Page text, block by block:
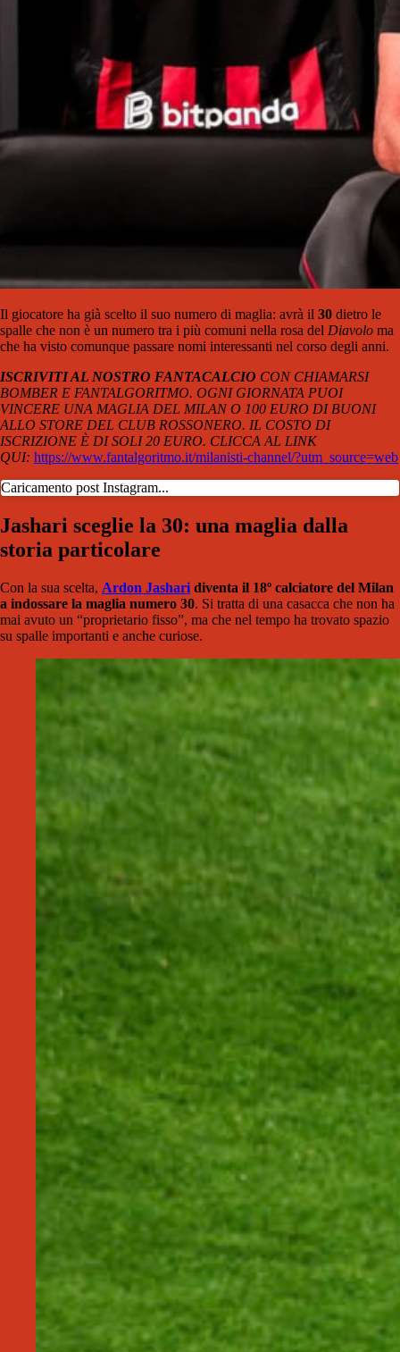
Il giocatore ha già scelto il suo numero di maglia: avrà il 30 dietro le
spalle che non è un numero tra i più comuni nella rosa del Diavolo ma
che ha visto comunque passare nomi interessanti nel corso degli anni.
ISCRIVITI AL NOSTRO FANTACALCIO CON CHIAMARSI
BOMBER E FANTALGORITMO. OGNI GIORNATA PUOI
VINCERE UNA MAGLIA DEL MILAN O 100 EURO DI BUONI
ALLO STORE DEL CLUB ROSSONERO. IL COSTO DI
ISCRIZIONE È DI SOLI 20 EURO. CLICCA AL LINK
QUI: https://www.fantalgoritmo.it/milanisti-channel/?utm_source=web
Caricamento post Instagram...
Jashari sceglie la 30: una maglia dalla
storia particolare
Con la sua scelta, Ardon Jashari diventa il 18º calciatore del Milan
a indossare la maglia numero 30. Si tratta di una casacca che non ha
mai avuto un “proprietario fisso”, ma che nel tempo ha trovato spazio
su spalle importanti e anche curiose.